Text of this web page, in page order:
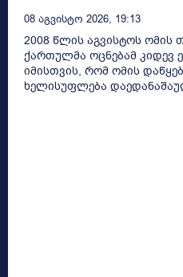
08 Აგვისტო 2026, 19:13
2008 წლის აგვისტოს ომის
ქართულმა ოცნებამ კიდევ
იმისთვის, რომ ომის
ხელისუფლება